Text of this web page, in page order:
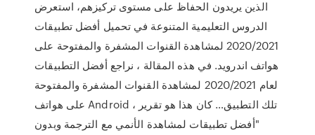
الذين يريدون الحفاظ على مستوى تركيزهم، استعرض
الدروس التعليمية المتنوعة في تحميل أفضل تطبيقات
2020/2021 لمشاهدة القنوات المشفرة والمفتوحة على
هواتف اندرويد. في هذه المقالة ، نراجع أفضل التطبيقات
لعام 2020/2021 لمشاهدة القنوات المشفرة والمفتوحة
على هواتف Android ، تلك التطبيق… كان هذا هو تقرير
"أفضل تطبيقات لمشاهدة الأنمي مع الترجمة وبدون